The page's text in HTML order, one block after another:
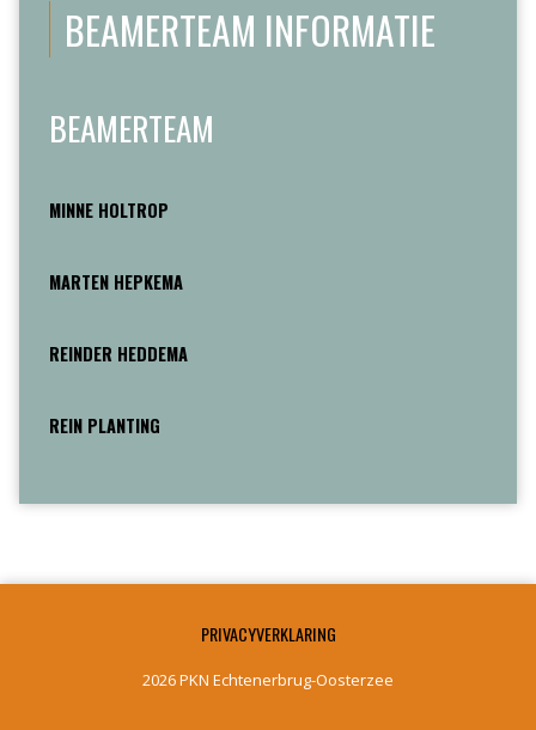
BEAMERTEAM INFORMATIE
BEAMERTEAM
MINNE HOLTROP
MARTEN HEPKEMA
REINDER HEDDEMA
REIN PLANTING
PRIVACYVERKLARING
2026 PKN Echtenerbrug-Oosterzee